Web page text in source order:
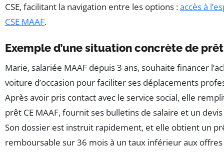
CSE, facilitant la navigation entre les options :accès à
CSE MAAF.
Exemple d’une situation concrète de prêt
Marie, salariée MAAF depuis 3 ans, souhaite financer
voiture d’occasion pour faciliter ses déplacements
Après avoir pris contact avec le service social, elle
prêt CE MAAF, fournit ses bulletins de salaire et un
Son dossier est instruit rapidement, et elle obtient un
remboursable sur 36 mois à un taux inférieur aux